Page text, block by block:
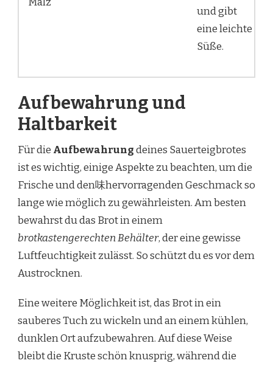
und gibt
eine leichte
Süße.
Aufbewahrung und
Haltbarkeit
Für die Aufbewahrungdeines Sauerteigbrotes
ist es wichtig, einige Aspekte zu beachten, um die
Frische und den味hervorragenden Geschmack so
lange wie möglich zu gewährleisten. Am besten
bewahrst du das Brot in einem
brotkastengerechten Behälter, der eine gewisse
Luftfeuchtigkeit zulässt. So schützt du es vor dem
Austrocknen.
Eine weitere Möglichkeit ist, das Brot in ein
sauberes Tuch zu wickeln und an einem kühlen,
dunklen Ort aufzubewahren. Auf diese Weise
bleibt die Kruste schön knusprig, während die